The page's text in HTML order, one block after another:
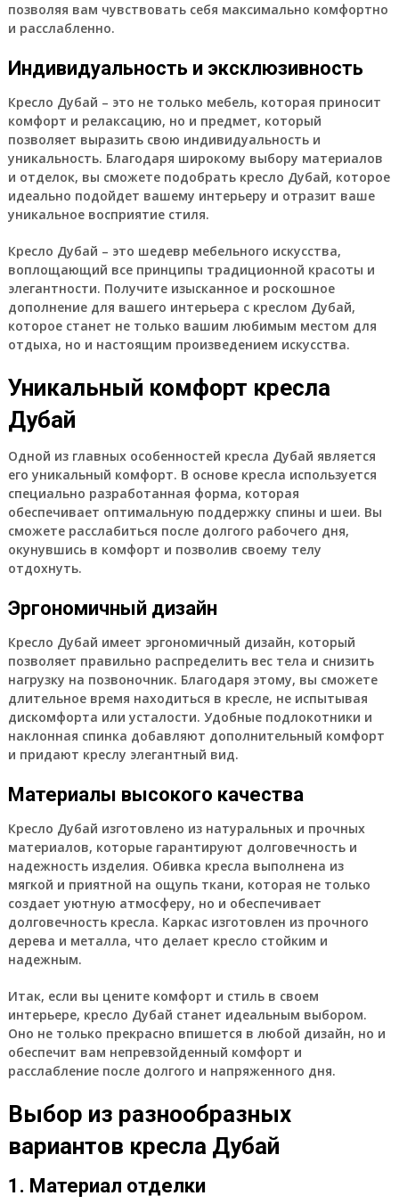
позволяя вам чувствовать себя максимально комфортно
и расслабленно.
Индивидуальность и эксклюзивность
Кресло Дубай – это не только мебель, которая приносит
комфорт и релаксацию, но и предмет, который
позволяет выразить свою индивидуальность и
уникальность. Благодаря широкому выбору материалов
и отделок, вы сможете подобрать кресло Дубай, которое
идеально подойдет вашему интерьеру и отразит ваше
уникальное восприятие стиля.
Кресло Дубай – это шедевр мебельного искусства,
воплощающий все принципы традиционной красоты и
элегантности. Получите изысканное и роскошное
дополнение для вашего интерьера с креслом Дубай,
которое станет не только вашим любимым местом для
отдыха, но и настоящим произведением искусства.
Уникальный комфорт кресла
Дубай
Одной из главных особенностей кресла Дубай является
его уникальный комфорт. В основе кресла используется
специально разработанная форма, которая
обеспечивает оптимальную поддержку спины и шеи. Вы
сможете расслабиться после долгого рабочего дня,
окунувшись в комфорт и позволив своему телу
отдохнуть.
Эргономичный дизайн
Кресло Дубай имеет эргономичный дизайн, который
позволяет правильно распределить вес тела и снизить
нагрузку на позвоночник. Благодаря этому, вы сможете
длительное время находиться в кресле, не испытывая
дискомфорта или усталости. Удобные подлокотники и
наклонная спинка добавляют дополнительный комфорт
и придают креслу элегантный вид.
Материалы высокого качества
Кресло Дубай изготовлено из натуральных и прочных
материалов, которые гарантируют долговечность и
надежность изделия. Обивка кресла выполнена из
мягкой и приятной на ощупь ткани, которая не только
создает уютную атмосферу, но и обеспечивает
долговечность кресла. Каркас изготовлен из прочного
дерева и металла, что делает кресло стойким и
надежным.
Итак, если вы цените комфорт и стиль в своем
интерьере, кресло Дубай станет идеальным выбором.
Оно не только прекрасно впишется в любой дизайн, но и
обеспечит вам непревзойденный комфорт и
расслабление после долгого и напряженного дня.
Выбор из разнообразных
вариантов кресла Дубай
1. Материал отделки